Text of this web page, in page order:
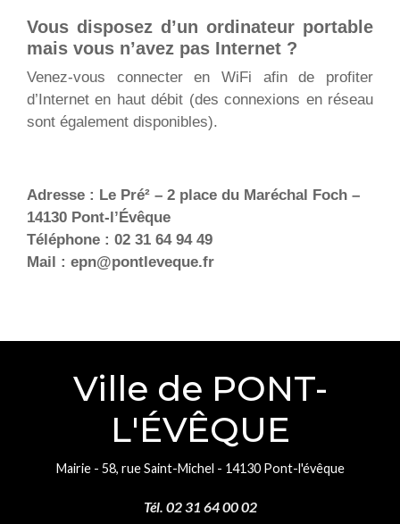
Vous disposez d’un ordinateur portable
mais vous n’avez pas Internet ?
Venez-vous connecter en WiFi afin de profiter
d’Internet en haut débit (des connexions en réseau
sont également disponibles).
Adresse : Le Pré² – 2 place du Maréchal Foch –
14130 Pont-l’Évêque
Téléphone : 02 31 64 94 49
Mail : epn@pontleveque.fr
Ville de PONT-
L'ÉVÊQUE
Mairie - 58, rue Saint-Michel - 14130 Pont-l'évêque
Tél. 02 31 64 00 02